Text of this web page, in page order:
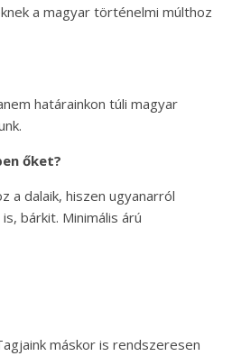
a magyar történelmi múlthoz
határainkon túli magyar
őket?
a dalaik, hiszen ugyanarról
bárkit. Minimális árú
máskor is rendszeresen